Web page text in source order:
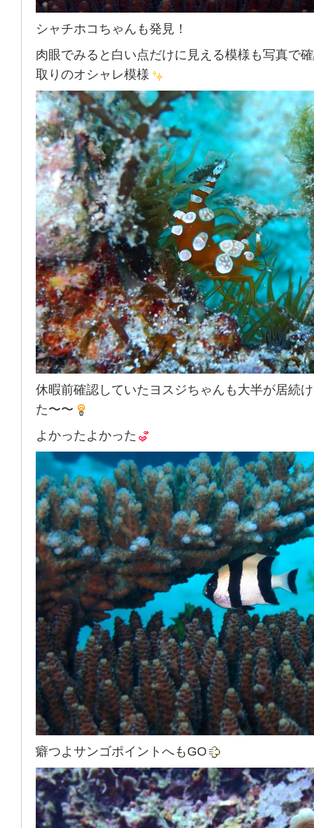
シャチホコちゃんも発見！
肉眼でみると白い点だけに見える模様も写真で
取りのオシャレ模様
休暇前確認していたヨスジちゃんも大半が居続
た〜〜
よかったよかった
癖つよサンゴポイントへもGO